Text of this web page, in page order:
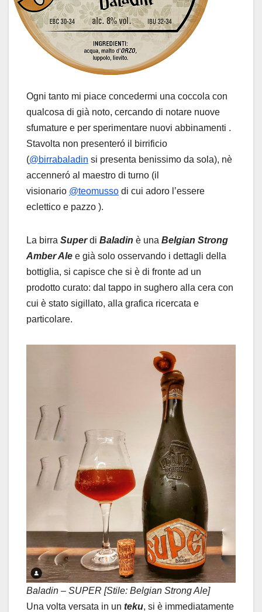
Ogni tanto mi piace concedermi una coccola con
qualcosa di già noto, cercando di notare nuove
sfumature e per sperimentare nuovi abbinamenti .
Stavolta non presenteró il birrificio
(@birrabaladin si presenta benissimo da sola), nè
accenneró al maestro di turno (il
visionario @teomusso di cui adoro l’essere
eclettico e pazzo ).
La birra Superdi Baladin è una Belgian Strong
Amber Ale e già solo osservando i dettagli della
bottiglia, si capisce che si è di fronte ad un
prodotto curato: dal tappo in sughero alla cera con
cui è stato sigillato, alla grafica ricercata e
particolare.
Baladin – SUPER [Stile: Belgian Strong Ale]
Una volta versata in un teku, si è immediatamente